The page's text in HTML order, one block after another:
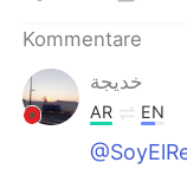
العربية
日本語
Kommentare
خديجة
AR EN